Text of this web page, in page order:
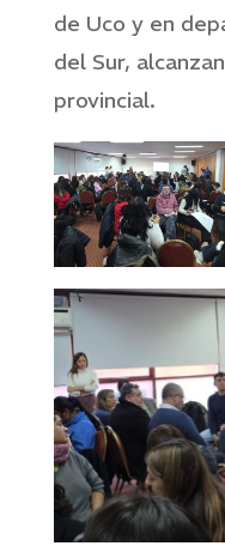
de Uco y en
del Sur,
provincial.